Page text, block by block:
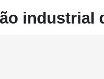
industrial